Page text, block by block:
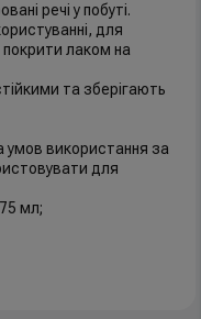
речі у побуті.
для
лаком на
та зберігають
умов використання за
для
мл;